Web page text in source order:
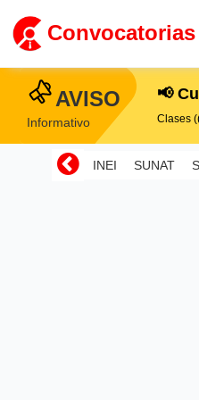
Convocatorias
AVISO
Informativo
📢
Clases
INEI SUNAT